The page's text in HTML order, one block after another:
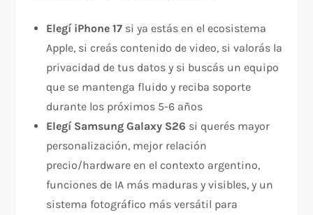
Elegí iPhone 17 si ya estás en el ecosistema
Apple, si creás contenido de video, si valorás la
privacidad de tus datos y si buscás un equipo
que se mantenga fluido y reciba soporte
durante los próximos 5-6 años
Elegí Samsung Galaxy S26 si querés mayor
personalización, mejor relación
precio/hardware en el contexto argentino,
funciones de IA más maduras y visibles, y un
sistema fotográfico más versátil para